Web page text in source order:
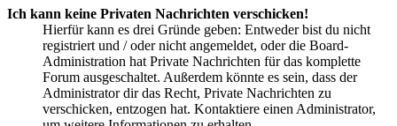
Ich kann keine Privaten Nachrichten verschicken!
Hierfür kann es drei Gründe geben: Entweder bist du nicht
registriert und / oder nicht angemeldet, oder die Board-
Administration hat Private Nachrichten für das komplette
Forum ausgeschaltet. Außerdem könnte es sein, dass der
Administrator dir das Recht, Private Nachrichten zu
verschicken, entzogen hat. Kontaktiere einen Administrator,